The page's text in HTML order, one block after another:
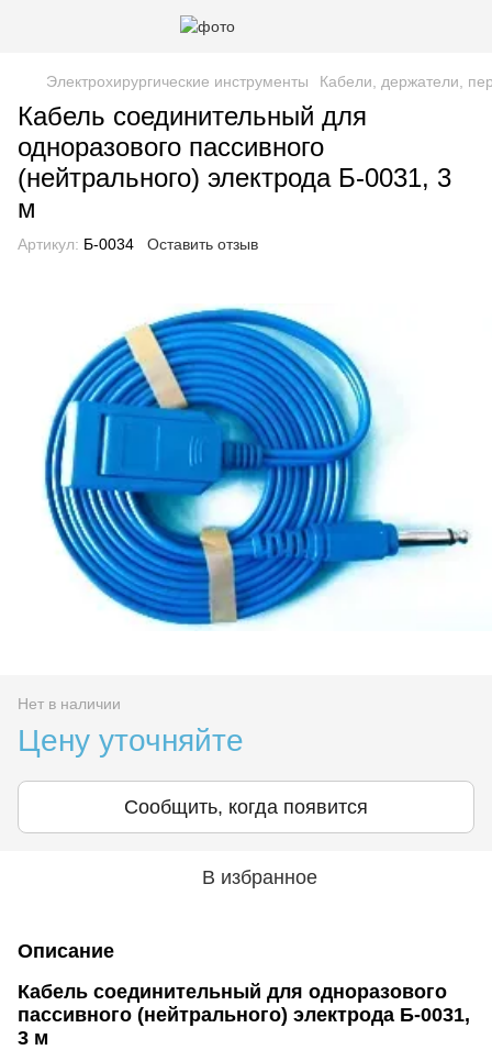
Электрохирургические инструменты Кабели, держатели,
Кабель соединительный для
одноразового пассивного
(нейтрального) электрода Б-0031, 3
м
Артикул: Б-0034 Оставить отзыв
Нет в наличии
Цену уточняйте
Сообщить, когда появится
В избранное
Описание
Кабель соединительный для одноразового
пассивного (нейтрального) электрода Б-0031,
3 м